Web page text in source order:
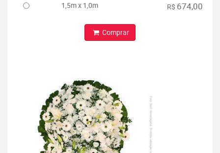
1,5m x 1,0m R$ 674,00
Comprar